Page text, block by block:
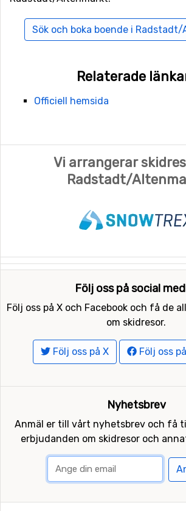
Sök och boka boende i
Relaterade
Officiell hemsida
Vi arrangerar
Radstadt/
Följ oss på social
Följ oss på X och Facebook och få de
om skidresor.
Följ oss på X Följ oss
Nyhetsbrev
Anmäl er till vårt nyhetsbrev och få
erbjudanden om skidresor och